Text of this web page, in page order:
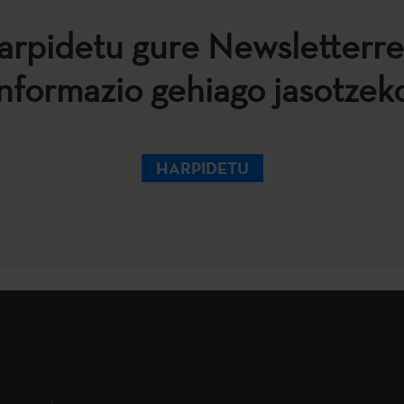
gure
gehiago
HARPIDETU